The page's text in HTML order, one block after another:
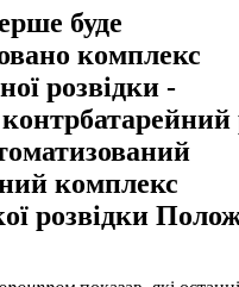
буде
комплекс
розвідки -
комплекс
розвідки